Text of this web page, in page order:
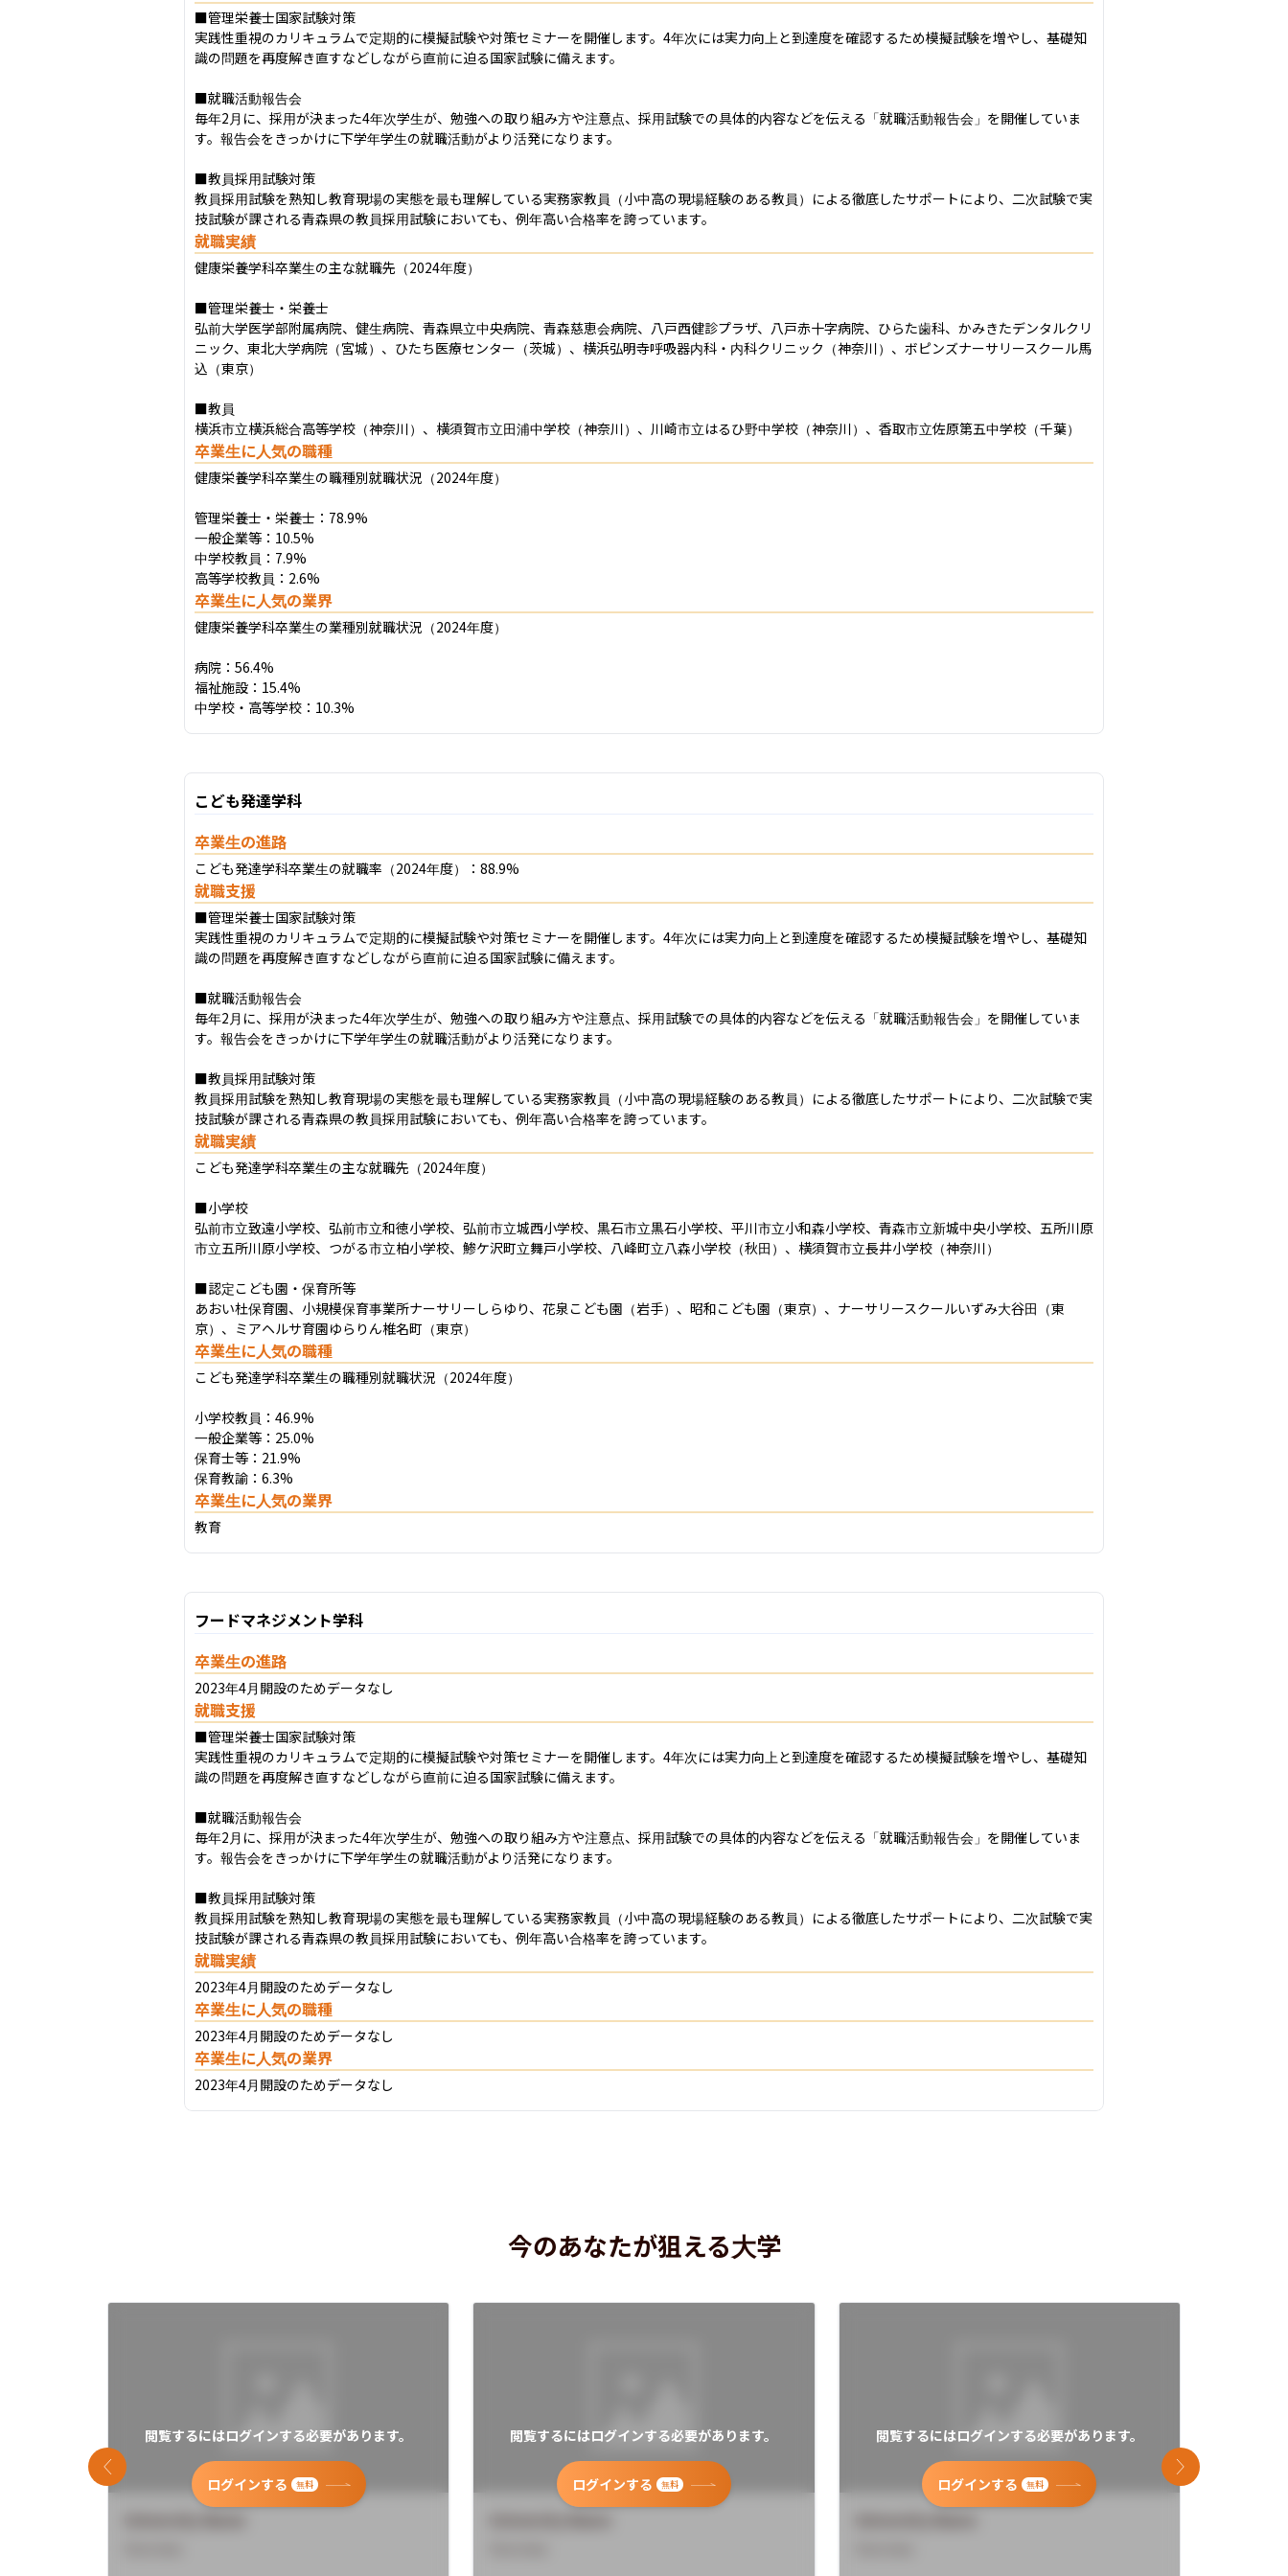
■管理栄養士国家試験対策
実践性重視のカリキュラムで定期的に模擬試験や対策セミナーを開催します。4年次には実力向上と到達度を確認するため模擬試験を増やし、基礎知
識の問題を再度解き直すなどしながら直前に迫る国家試験に備えます。
■就職活動報告会
毎年2月に、採用が決まった4年次学生が、勉強への取り組み方や注意点、採用試験での具体的内容などを伝える「就職活動報告会」を開催していま
す。報告会をきっかけに下学年学生の就職活動がより活発になります。
■教員採用試験対策
教員採用試験を熟知し教育現場の実態を最も理解している実務家教員（小中高の現場経験のある教員）による徹底したサポートにより、二次試験で実
技試験が課される青森県の教員採用試験においても、例年高い合格率を誇っています。
就職実績
健康栄養学科卒業生の主な就職先（2024年度）
■管理栄養士・栄養士
弘前大学医学部附属病院、健生病院、青森県立中央病院、青森慈恵会病院、八戸西健診プラザ、八戸赤十字病院、ひらた歯科、かみきたデンタルクリ
ニック、東北大学病院（宮城）、ひたち医療センター（茨城）、横浜弘明寺呼吸器内科・内科クリニック（神奈川）、ボピンズナーサリースクール馬
込（東京）
■教員
横浜市立横浜総合高等学校（神奈川）、横須賀市立田浦中学校（神奈川）、川崎市立はるひ野中学校（神奈川）、香取市立佐原第五中学校（千葉）
卒業生に人気の職種
健康栄養学科卒業生の職種別就職状況（2024年度）
管理栄養士・栄養士：78.9%
一般企業等：10.5%
中学校教員：7.9%
高等学校教員：2.6%
卒業生に人気の業界
健康栄養学科卒業生の業種別就職状況（2024年度）
病院：56.4%
福祉施設：15.4%
中学校・高等学校：10.3%
こども発達学科
卒業生の進路
こども発達学科卒業生の就職率（2024年度）：88.9%
就職支援
■管理栄養士国家試験対策
実践性重視のカリキュラムで定期的に模擬試験や対策セミナーを開催します。4年次には実力向上と到達度を確認するため模擬試験を増やし、基礎知
識の問題を再度解き直すなどしながら直前に迫る国家試験に備えます。
■就職活動報告会
毎年2月に、採用が決まった4年次学生が、勉強への取り組み方や注意点、採用試験での具体的内容などを伝える「就職活動報告会」を開催していま
す。報告会をきっかけに下学年学生の就職活動がより活発になります。
■教員採用試験対策
教員採用試験を熟知し教育現場の実態を最も理解している実務家教員（小中高の現場経験のある教員）による徹底したサポートにより、二次試験で実
技試験が課される青森県の教員採用試験においても、例年高い合格率を誇っています。
就職実績
こども発達学科卒業生の主な就職先（2024年度）
■小学校
弘前市立致遠小学校、弘前市立和徳小学校、弘前市立城西小学校、黒石市立黒石小学校、平川市立小和森小学校、青森市立新城中央小学校、五所川原
市立五所川原小学校、つがる市立柏小学校、鯵ケ沢町立舞戸小学校、八峰町立八森小学校（秋田）、横須賀市立長井小学校（神奈川）
■認定こども園・保育所等
あおい杜保育園、小規模保育事業所ナーサリーしらゆり、花泉こども園（岩手）、昭和こども園（東京）、ナーサリースクールいずみ大谷田（東
京）、ミアヘルサ育園ゆらりん椎名町（東京）
卒業生に人気の職種
こども発達学科卒業生の職種別就職状況（2024年度）
小学校教員：46.9%
一般企業等：25.0%
保育士等：21.9%
保育教諭：6.3%
卒業生に人気の業界
教育
フードマネジメント学科
卒業生の進路
2023年4月開設のためデータなし
就職支援
■管理栄養士国家試験対策
実践性重視のカリキュラムで定期的に模擬試験や対策セミナーを開催します。4年次には実力向上と到達度を確認するため模擬試験を増やし、基礎知
識の問題を再度解き直すなどしながら直前に迫る国家試験に備えます。
■就職活動報告会
毎年2月に、採用が決まった4年次学生が、勉強への取り組み方や注意点、採用試験での具体的内容などを伝える「就職活動報告会」を開催していま
す。報告会をきっかけに下学年学生の就職活動がより活発になります。
■教員採用試験対策
教員採用試験を熟知し教育現場の実態を最も理解している実務家教員（小中高の現場経験のある教員）による徹底したサポートにより、二次試験で実
技試験が課される青森県の教員採用試験においても、例年高い合格率を誇っています。
就職実績
2023年4月開設のためデータなし
卒業生に人気の職種
2023年4月開設のためデータなし
卒業生に人気の業界
2023年4月開設のためデータなし
今のあなたが狙える大学
閲覧するにはログインする必要があります。
ログインする 無料
閲覧するにはログインする必要があります。
ログインする 無料
閲覧するにはログインする必要があります。
ログインする 無料
前のスライド 次のスライド